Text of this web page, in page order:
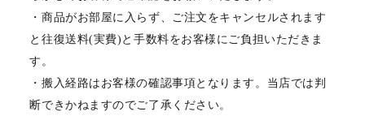
・商品がお部屋に入らず、ご注文をキャンセルされます
と往復送料(実費)と手数料をお客様にご負担いただきま
す。
・搬入経路はお客様の確認事項となります。当店では判
断できかねますのでご了承ください。